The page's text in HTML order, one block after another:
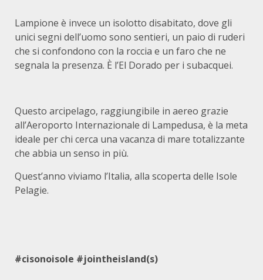
Lampione è invece un isolotto disabitato, dove gli
unici segni dell’uomo sono sentieri, un paio di ruderi
che si confondono con la roccia e un faro che ne
segnala la presenza. È l’El Dorado per i subacquei.
Questo arcipelago, raggiungibile in aereo grazie
all’Aeroporto Internazionale di Lampedusa, è la meta
ideale per chi cerca una vacanza di mare totalizzante
che abbia un senso in più.
Quest’anno viviamo l’Italia, alla scoperta delle Isole
Pelagie.
#cisonoisole #jointheisland(s)